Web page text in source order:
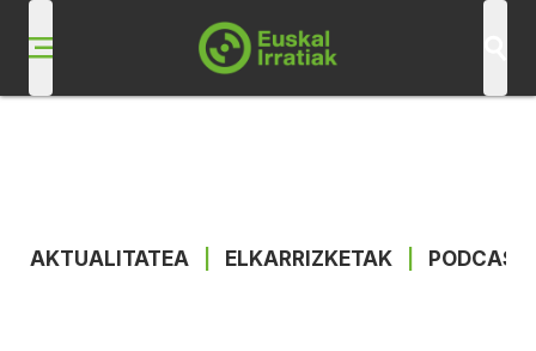
AKTUALITATEA ELKARRIZKETAK